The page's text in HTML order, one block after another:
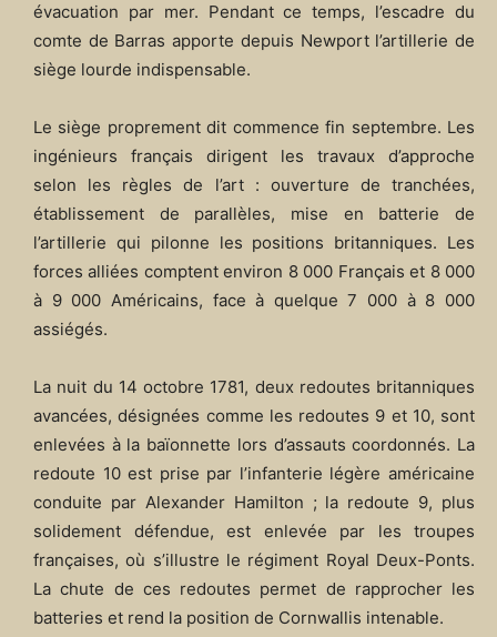
évacuation par mer. Pendant ce temps, l’escadre du
comte de Barras apporte depuis Newport l’artillerie de
siège lourde indispensable.
Le siège proprement dit commence fin septembre. Les
ingénieurs français dirigent les travaux d’approche
selon les règles de l’art : ouverture de tranchées,
établissement de parallèles, mise en batterie de
l’artillerie qui pilonne les positions britanniques. Les
forces alliées comptent environ 8 000 Français et 8 000
à 9 000 Américains, face à quelque 7 000 à 8 000
assiégés.
La nuit du 14 octobre 1781, deux redoutes britanniques
avancées, désignées comme les redoutes 9 et 10, sont
enlevées à la baïonnette lors d’assauts coordonnés. La
redoute 10 est prise par l’infanterie légère américaine
conduite par Alexander Hamilton ; la redoute 9, plus
solidement défendue, est enlevée par les troupes
françaises, où s’illustre le régiment Royal Deux-Ponts.
La chute de ces redoutes permet de rapprocher les
batteries et rend la position de Cornwallis intenable.